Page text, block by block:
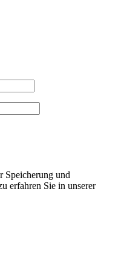
Speicherung und
erfahren Sie in unserer